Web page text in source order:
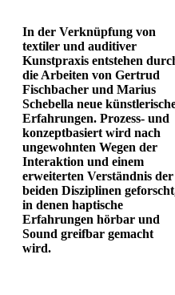
In der Verknüpfung von
textiler und auditiver
Kunstpraxis entstehen
die Arbeiten von Gertrud
Fischbacher und Marius
Schebella neue
Erfahrungen. Prozess- und
konzeptbasiert wird nach
ungewohnten Wegen der
Interaktion und einem
erweiterten Verständnis der
beiden Disziplinen
in denen haptische
Erfahrungen hörbar und
Sound greifbar gemacht
wird.